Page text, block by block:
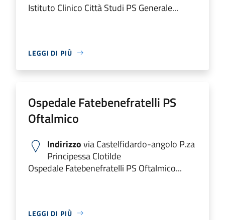
Istituto Clinico Città Studi PS Generale...
LEGGI DI PIÙ
Ospedale Fatebenefratelli PS
Oftalmico
Indirizzovia Castelfidardo-angolo P.za
Principessa Clotilde
Ospedale Fatebenefratelli PS Oftalmico...
LEGGI DI PIÙ